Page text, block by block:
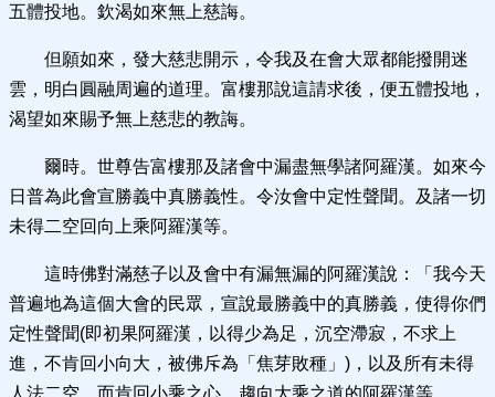
五體投地。欽渴如來無上慈誨。
但願如來，發大慈悲開示，令我及在會大眾都能撥開迷
雲，明白圓融周遍的道理。富樓那說這請求後，便五體投地，
渴望如來賜予無上慈悲的教誨。
爾時。世尊告富樓那及諸會中漏盡無學諸阿羅漢。如來今
日普為此會宣勝義中真勝義性。令汝會中定性聲聞。及諸一切
未得二空回向上乘阿羅漢等。
這時佛對滿慈子以及會中有漏無漏的阿羅漢說：「我今天
普遍地為這個大會的民眾，宣說最勝義中的真勝義，使得你們
定性聲聞(即初果阿羅漢，以得少為足，沉空滯寂，不求上
進，不肯回小向大，被佛斥為「焦芽敗種」)，以及所有未得
人法二空，而肯回小乘之心，趨向大乘之道的阿羅漢等。